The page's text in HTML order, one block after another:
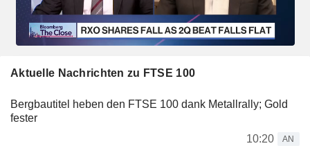
Aktuelle Nachrichten zu FTSE 100
Bergbautitel heben den FTSE 100 dank Metallrally; Gold
fester
10:20
AN